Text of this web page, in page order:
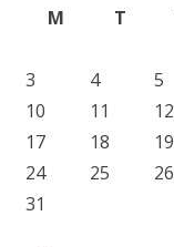
M
T
3
4 5
10
11 12
17
18 19
24
25 26
31